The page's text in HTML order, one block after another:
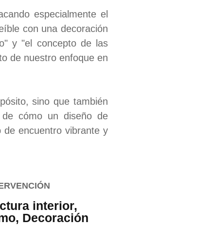
especialmente el
con una decoración
y "el concepto de las
de nuestro enfoque en
sino que también
de cómo un diseño de
de encuentro vibrante y
interior,
Decoración